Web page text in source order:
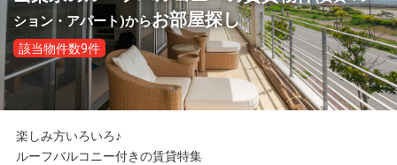
ション・アパート)からお部屋探し
該当物件数9件
楽しみ方いろいろ♪
ルーフバルコニー付きの賃貸特集